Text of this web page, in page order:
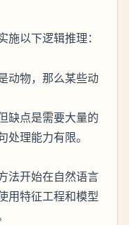
以下逻辑推理：
动物，那么某些动
缺点是需要大量的
理能力有限。
法开始在自然语言
用特征工程和模型